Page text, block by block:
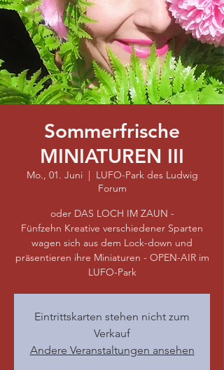
Sommerfrische
MINIATUREN III
Mo., 01. Juni
  |
LUFO-Park des Ludwig
Forum
oder DAS LOCH IM ZAUN -
Fünfzehn Kreative verschiedener Sparten
wagen sich aus dem Lock-down und
präsentieren ihre Miniaturen - OPEN-AIR im
LUFO-Park
Eintrittskarten stehen nicht zum
Verkauf
Andere Veranstaltungen ansehen